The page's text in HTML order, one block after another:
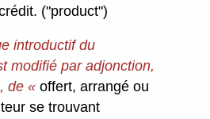
("product")
introductif du
modifié par adjonction,
de « offert, arrangé ou
se trouvant